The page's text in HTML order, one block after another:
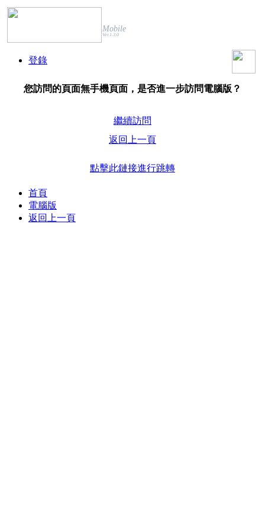
Mobile
Ver.1.3.0
登錄
您訪問的頁面無手機頁面，是否進一步訪問電腦版？
繼續訪問
返回上一頁
點擊此鏈接進行跳轉
首頁
電腦版
返回上一頁